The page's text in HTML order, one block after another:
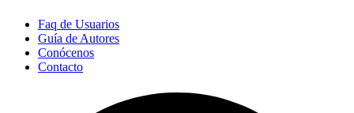
Faq de Usuarios
Guía de Autores
Conócenos
Contacto